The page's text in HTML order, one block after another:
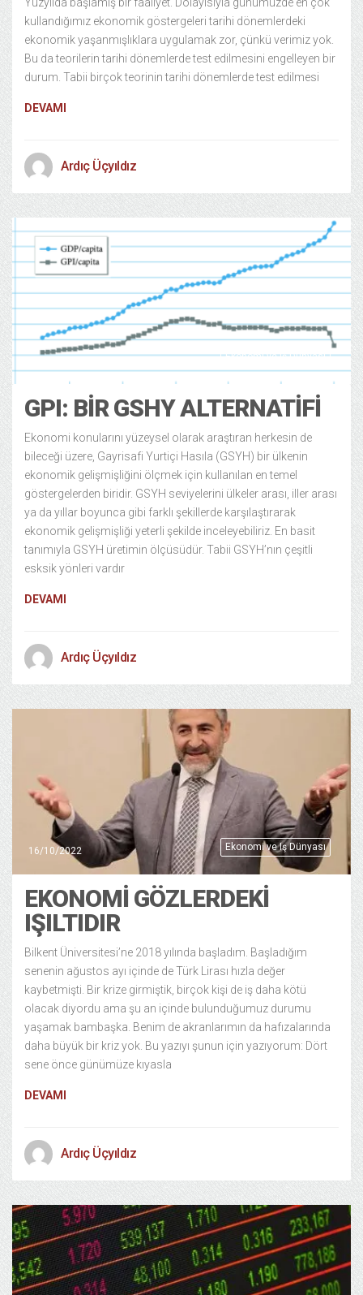
kullandığımız ekonomik göstergeleri tarihi dönemlerdeki
ekonomik yaşanmışlıklara uygulamak zor, çünkü verimiz yok.
Bu da teorilerin tarihi dönemlerde test edilmesini engelleyen bir
durum. Tabii birçok teorinin tarihi dönemlerde test edilmesi
DEVAMI
Ardıç Üçyıldız
Ekonomi ve Iş Dünyası
29/11/2022
GPI: BIR GSHY ALTERNATIFI
Ekonomi konularını yüzeysel olarak araştıran herkesin de
bileceği üzere, Gayrisafi Yurtiçi Hasıla (GSYH) bir ülkenin
ekonomik gelişmişliğini ölçmek için kullanılan en temel
göstergelerden biridir. GSYH seviyelerini ülkeler arası, iller arası
ya da yıllar boyunca gibi farklı şekillerde karşılaştırarak
ekonomik gelişmişliği yeterli şekilde inceleyebiliriz. En basit
tanımıyla GSYH üretimin ölçüsüdür. Tabii GSYH’nın çeşitli
esksik yönleri vardır
DEVAMI
Ardıç Üçyıldız
Ekonomi ve Iş Dünyası
16/10/2022
EKONOMI GÖZLERDEKI
IŞILTIDIR
Bilkent Üniversitesi’ne 2018 yılında başladım. Başladığım
senenin ağustos ayı içinde de Türk Lirası hızla değer
kaybetmişti. Bir krize girmiştik, birçok kişi de iş daha kötü
olacak diyordu ama şu an içinde bulunduğumuz durumu
yaşamak bambaşka. Benim de akranlarımın da hafızalarında
daha büyük bir kriz yok. Bu yazıyı şunun için yazıyorum: Dört
sene önce günümüze kıyasla
DEVAMI
Ardıç Üçyıldız